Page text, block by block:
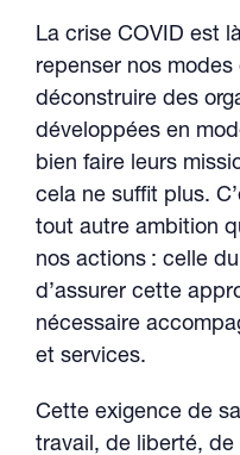
La crise COVID est
repenser nos
déconstruire des
développées en
bien faire leurs
cela ne suffit plus.
tout autre ambition
nos actions : celle
d’assurer cette
nécessaire
et services.
Cette exigence de
travail, de liberté,